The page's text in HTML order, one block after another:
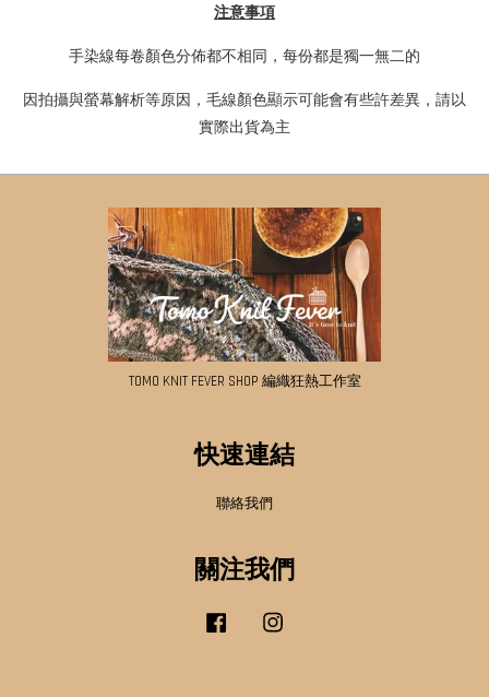
注意事項
手染線每卷顏色分佈都不相同，每份都是獨一無二的
因拍攝與螢幕解析等原因，毛線顏色顯示可能會有些許差異，請以
實際出貨為主
TOMO KNIT FEVER SHOP 編織狂熱工作室
快速連結
聯絡我們
關注我們
Facebook